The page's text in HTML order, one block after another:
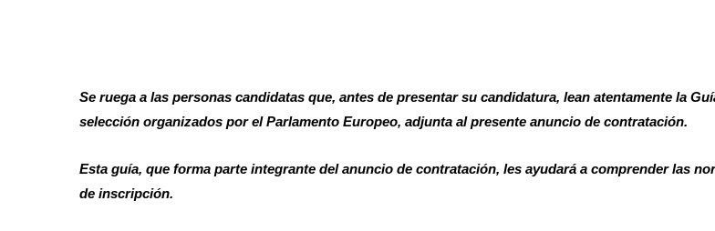
Se ruega a las personas candidatas que, antes de presentar su candidatura, lean atentamente la
selección organizados por el Parlamento Europeo, adjunta al presente anuncio de contratación.
Esta guía, que forma parte integrante del anuncio de contratación, les ayudará a comprender las
de inscripción.